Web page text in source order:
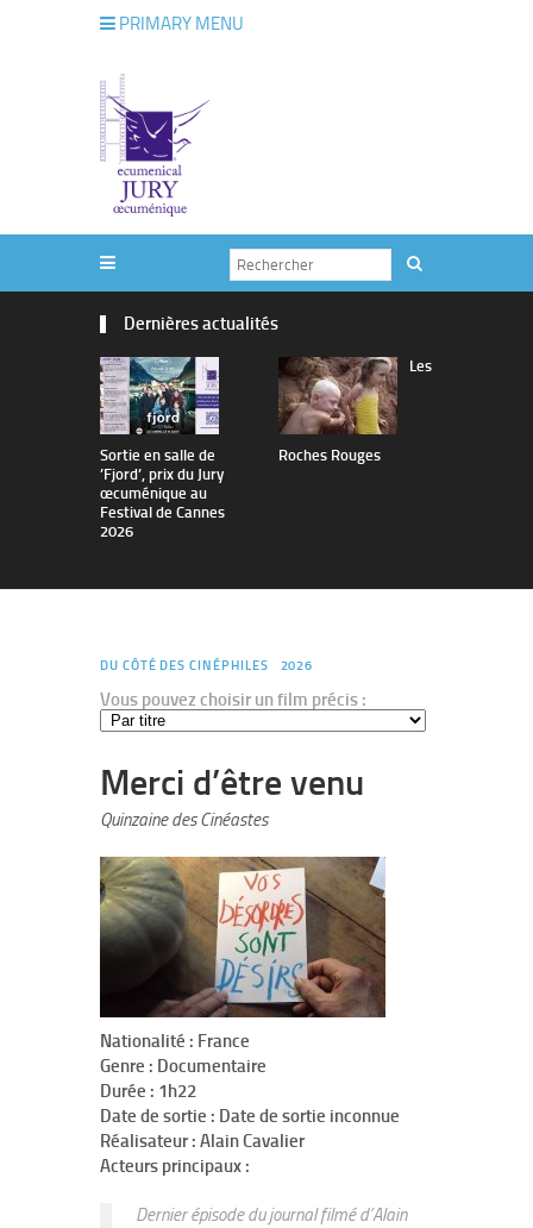
PRIMARY MENU
Dernières actualités
Sortie en salle de
’Fjord’, prix du Jury
œcuménique au
Festival de Cannes
2026
Les
Roches Rouges
DU CÔTÉ DES CINÉPHILES 2026
Vous pouvez choisir un film précis :
Merci d’être venu
Quinzaine des Cinéastes
Nationalité : France
Genre : Documentaire
Durée : 1h22
Date de sortie : Date de sortie inconnue
Réalisateur : Alain Cavalier
Acteurs principaux :
Dernier épisode du journal filmé d’Alain